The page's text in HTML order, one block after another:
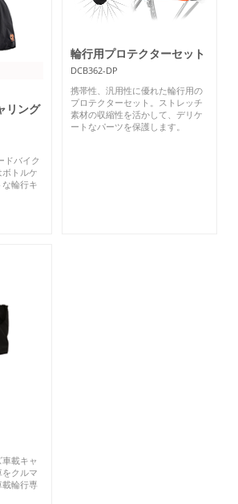
リング
ドバイク
トルケ
輪行キ
輪行用プロテクターセット
DCB362-DP
携帯性、汎用性に優れた輪行用の
プロテクターセット。ストレッチ
素材の収縮性を活かして、デリケ
ートなパーツを保護します。
載キャ
クルマ
輪行専